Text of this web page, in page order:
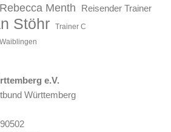
Rebecca Menth Reisender Trainer
Stöhr Trainer C
Waiblingen
e.V.
Württemberg